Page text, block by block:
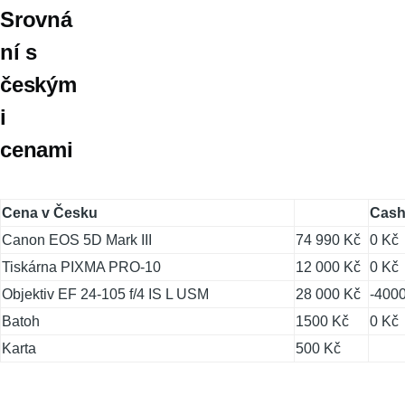
Srovná
ní s
českým
i
cenami
Cena v Česku
Canon EOS 5D Mark III
74 990 Kč 0 Kč
Tiskárna PIXMA PRO-10
12 000 Kč 0 Kč
Objektiv EF 24-105 f/4 IS L USM
28 000 Kč -
Batoh
1500 Kč
0 Kč
Karta
500 Kč